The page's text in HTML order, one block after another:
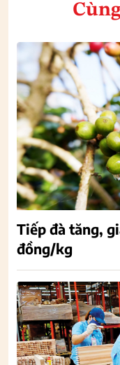
Tiếp đà tăng,
đồng/kg